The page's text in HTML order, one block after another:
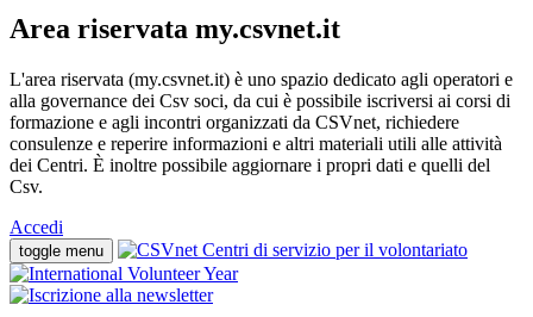
Area riservata my.csvnet.it
L'area riservata (my.csvnet.it) è uno spazio dedicato agli operatori e
alla governance dei Csv soci, da cui è possibile iscriversi ai corsi di
formazione e agli incontri organizzati da CSVnet, richiedere
consulenze e reperire informazioni e altri materiali utili alle attività
dei Centri. È inoltre possibile aggiornare i propri dati e quelli del
Csv.
Accedi
toggle menu